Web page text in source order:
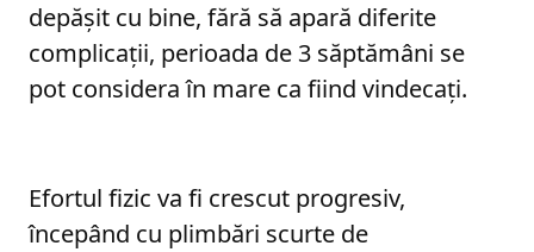
depăşit cu bine, fără să apară diferite
complicaţii, perioada de 3 săptămâni se
pot considera în mare ca fiind vindecaţi.
Efortul fizic va fi crescut progresiv,
începând cu plimbări scurte de